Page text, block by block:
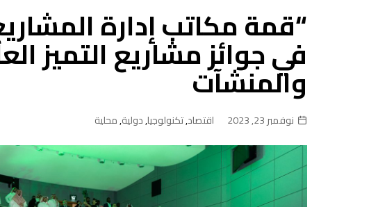
طبخ
“قمة مكاتب إدارة
في جوائز مشاريع التميز
والمنشآت
نوفمبر 23, 2023 اقتصاد,تكنولوجيا,دولية,محلية